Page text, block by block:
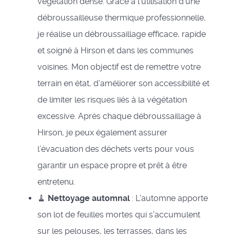
débroussailleuse thermique professionnelle,
je réalise un débroussaillage efficace, rapide
et soigné à Hirson et dans les communes
voisines. Mon objectif est de remettre votre
terrain en état, d’améliorer son accessibilité et
de limiter les risques liés à la végétation
excessive. Après chaque débroussaillage à
Hirson, je peux également assurer
l’évacuation des déchets verts pour vous
garantir un espace propre et prêt à être
entretenu.
🧹 Nettoyage automnal : L'automne apporte
son lot de feuilles mortes qui s'accumulent
sur les pelouses, les terrasses, dans les